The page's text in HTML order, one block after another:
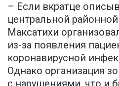
– Если вкратце
центральной
Максатихи
из-за появления
коронавирусной
Однако организация